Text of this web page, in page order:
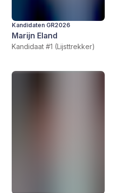
Kandidaten GR2026
Marijn Eland
Kandidaat #1 (Lijsttrekker)